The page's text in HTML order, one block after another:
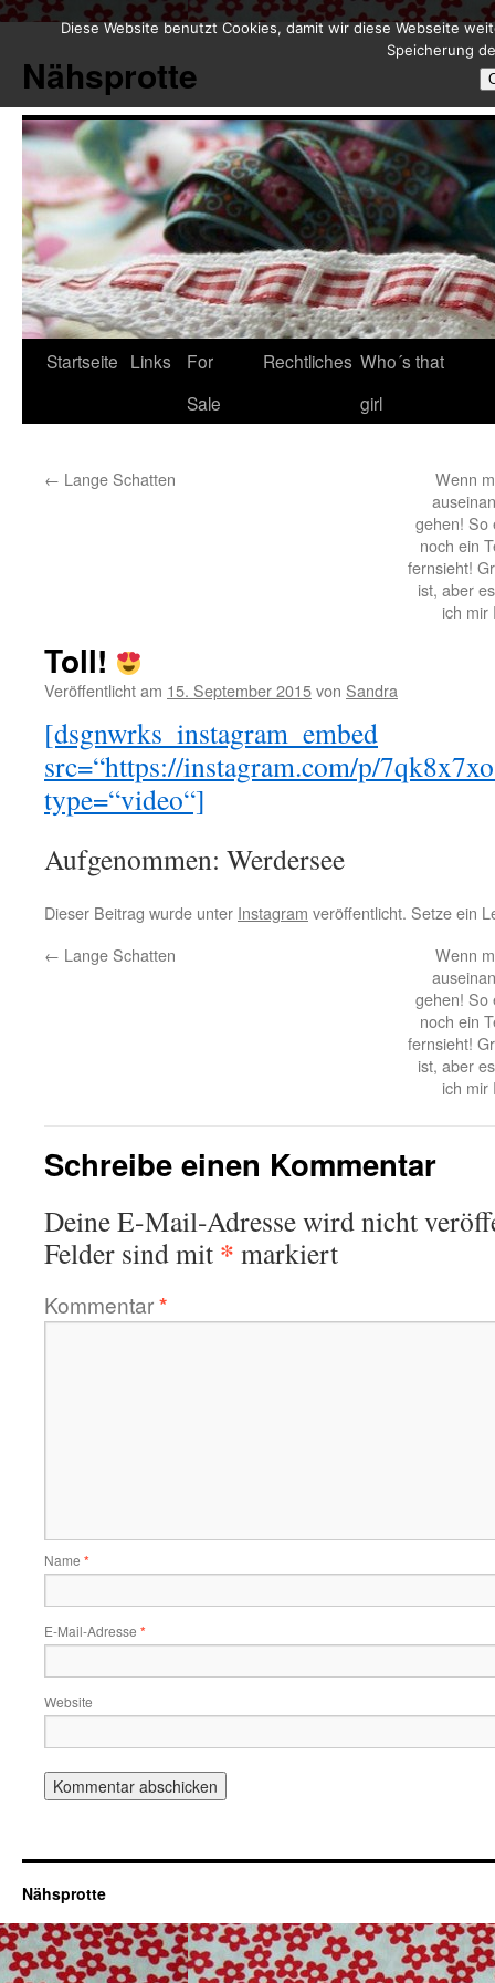
springen
Nähsprotte
Startseite Links
For
Sale
Rechtliches Who´s that
girl
← Lange Schatten
Wenn
gehen! So
noch ein
fernsieht!
ist, aber
ich mir
Toll!
Veröffentlicht am 15. September 2015von Sandra
[dsgnwrks_instagram_embed
src=“https://instagram.com/p/
type=“video“]
Aufgenommen: Werdersee
Dieser Beitrag wurde unter Instagram veröffentlicht. Setze ein
← Lange Schatten
Wenn
gehen! So
noch ein
fernsieht!
ist, aber
ich mir
Schreibe einen Kommentar
Deine E-Mail-Adresse wird nicht
Felder sind mit * markiert
Kommentar*
Name *
E-Mail-Adresse *
Website
Nähsprotte
Diese Website benutzt Cookies, damit wir diese Webseite
Speicherung